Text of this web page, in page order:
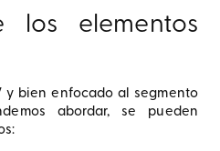
los elementos
y bien enfocado al segmento
abordar, se pueden